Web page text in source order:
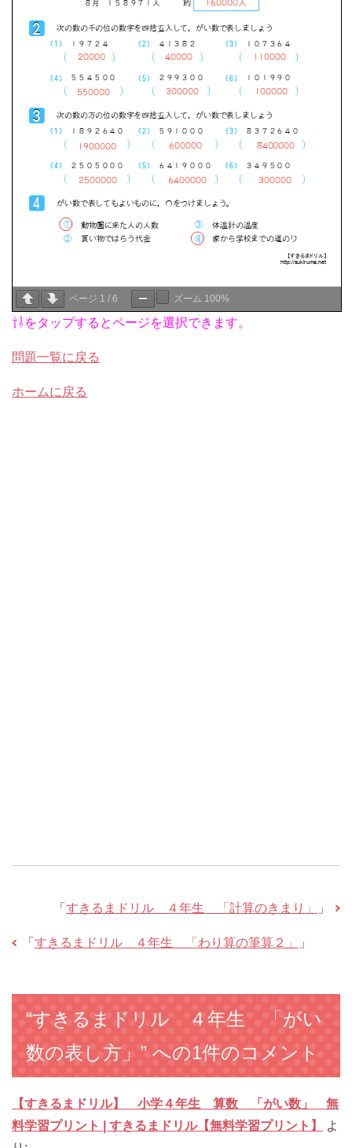
ページ 1 / 6 ズーム 100%
⇧⇩をタップするとページを選択できます。
問題一覧に戻る
ホームに戻る
「 すきるまドリル ４年生 「計算のきまり」 」
「 すきるまドリル ４年生 「わり算の筆算２」 」
“すきるまドリル ４年生 「がい
数の表し方」” への1件のコメント
【すきるまドリル】 小学４年生 算数 「がい数」 無
料学習プリント | すきるまドリル【無料学習プリント】
よ